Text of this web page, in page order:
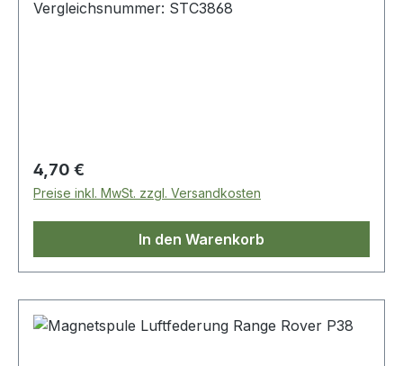
Vergleichsnummer: STC3868
Regulärer Preis:
4,70 €
Preise inkl. MwSt. zzgl. Versandkosten
In den Warenkorb